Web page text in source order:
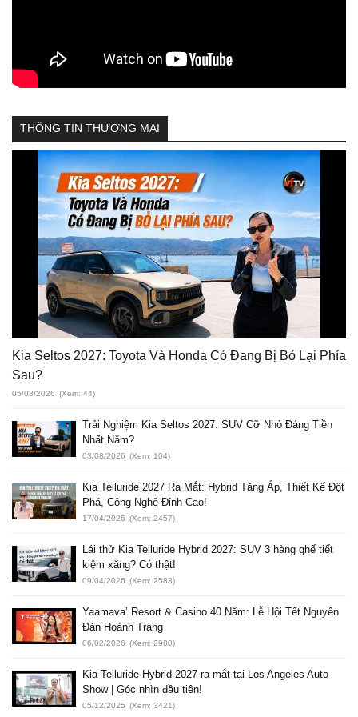
THÔNG TIN THƯƠNG MẠI
Kia Seltos 2027: Toyota Và Honda Có Đang Bị Bỏ Lại Phía
Sau?
05/08/2026 (Xem: 44)
Trải Nghiệm Kia Seltos 2027: SUV Cỡ Nhỏ Đáng Tiền
Nhất Năm?
03/08/2026 (Xem: 104)
Kia Telluride 2027 Ra Mắt: Hybrid Tăng Áp, Thiết Kế Đột
Phá, Công Nghệ Đỉnh Cao!
17/04/2026 (Xem: 2457)
Lái thử Kia Telluride Hybrid 2027: SUV 3 hàng ghế tiết
kiệm xăng? Có thật!
09/04/2026 (Xem: 2583)
Yaamava’ Resort & Casino 40 Năm: Lễ Hội Tết Nguyên
Đán Hoành Tráng
06/02/2026 (Xem: 2980)
Kia Telluride Hybrid 2027 ra mắt tại Los Angeles Auto
Show | Góc nhìn đầu tiên!
05/12/2025 (Xem: 3421)